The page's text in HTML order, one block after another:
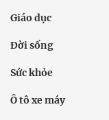
Giáo dục
Đời sống
Sức khỏe
Ô tô xe máy